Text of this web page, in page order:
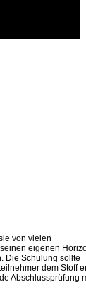
von vielen
eigenen
Die Schulung sollte
dem Stoff
Abschlussprüfung